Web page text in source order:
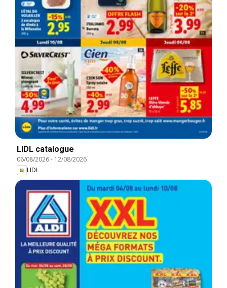
LIDL catalogue
06/08/2026- 12/08/2026
LIDL